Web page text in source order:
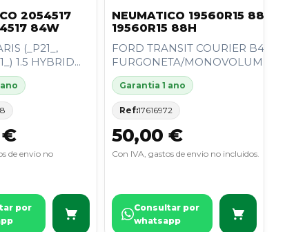
2054517
84W
(_P21_,
1.5 HYBRID...
€
de envio no
por
NEUMATICO 19560R15 88H
19560R15 88H
FORD TRANSIT COURIER B460
FURGONETA/MONOVOLUMEN...
Garantia 1 ano
Ref:17616972
50,00 €
Con IVA, gastos de envio no incluidos.
Consultar por
whatsapp